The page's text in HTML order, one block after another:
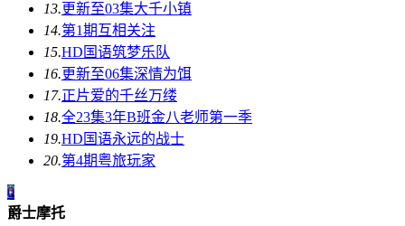
13.更新至03集大千小镇
14.第1期互相关注
15.HD国语筑梦乐队
16.更新至06集深情为饵
17.正片爱的千丝万缕
18.全23集3年B班金八老师第一季
19.HD国语永远的战士
20.第4期粤旅玩家
0
爵士摩托